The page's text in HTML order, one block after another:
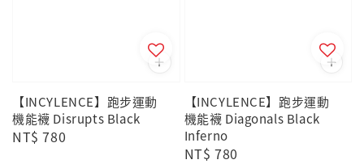
【INCYLENCE】跑步運動
機能襪 Disrupts Black
Regular
NT$ 780
【INCYLENCE】跑步運動
機能襪 Diagonals Black
Inferno
Regular
NT$ 780